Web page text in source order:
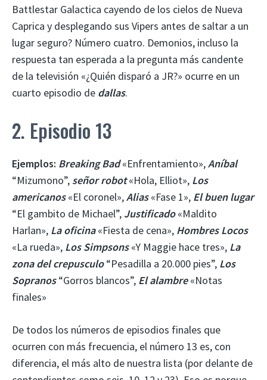
Battlestar Galactica cayendo de los cielos de Nueva
Caprica y desplegando sus Vipers antes de saltar a un
lugar seguro? Número cuatro. Demonios, incluso la
respuesta tan esperada a la pregunta más candente
de la televisión «¿Quién disparó a JR?» ocurre en un
cuarto episodio de dallas.
2. Episodio 13
Ejemplos: Breaking Bad«Enfrentamiento»,Aníbal
“Mizumono”, señor robot«Hola, Elliot», Los
americanos«El coronel»,Alias«Fase 1», El buen lugar
“El gambito de Michael”, Justificado«Maldito
Harlan», La oficina«Fiesta de cena», Hombres Locos
«La rueda», Los Simpsons«Y Maggie hace tres», La
zona del crepusculo“Pesadilla a 20.000 pies”, Los
Sopranos“Gorros blancos”, El alambre«Notas
finales»
De todos los números de episodios finales que
ocurren con más frecuencia, el número 13 es, con
diferencia, el más alto de nuestra lista (por delante de